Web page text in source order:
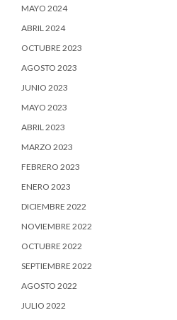
MAYO 2024
ABRIL 2024
OCTUBRE 2023
AGOSTO 2023
JUNIO 2023
MAYO 2023
ABRIL 2023
MARZO 2023
FEBRERO 2023
ENERO 2023
DICIEMBRE 2022
NOVIEMBRE 2022
OCTUBRE 2022
SEPTIEMBRE 2022
AGOSTO 2022
JULIO 2022